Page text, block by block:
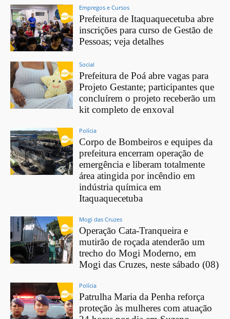
Empregos e Cursos
Prefeitura de Itaquaquecetuba abre
inscrições para curso de Gestão de
Pessoas; veja detalhes
Social
Prefeitura de Poá abre vagas para
Projeto Gestante; participantes que
concluírem o projeto receberão um
kit completo de enxoval
Polícia
Corpo de Bombeiros e equipes da
prefeitura encerram operação de
emergência e liberam totalmente
área atingida por incêndio em
indústria química em
Itaquaquecetuba
Mogi das Cruzes
Operação Cata-Tranqueira e
mutirão de roçada atenderão um
trecho do Mogi Moderno, em
Mogi das Cruzes, neste sábado (08)
Polícia
Patrulha Maria da Penha reforça
proteção às mulheres com atuação